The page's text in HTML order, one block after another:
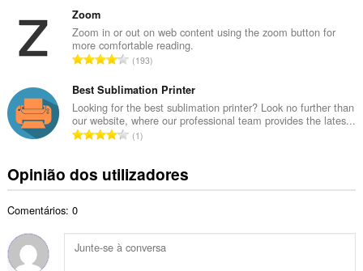
e
a
v
l
i
a
ç
e
s
t
a
d
e
a
v
l
i
õ
e
e
r
o
o
t
a
e
a
l
Zoom
Zoom in or out on web content using the zoom button for
more comfortable reading.
N
m
e
r
o
o
t
d
e
193
Best Sublimation Printer
Looking for the best sublimation printer? Look no further than
our website, where our professional team provides the lates...
N
m
e
t
o
1
Opinião dos utilizadores
Comentários: 0